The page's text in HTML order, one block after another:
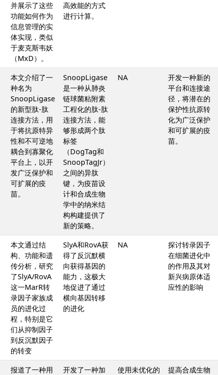
并展示了这些
功能如何作为
信息管理的实
体实现，类似
于麦克斯韦妖
（MxD）。
高效能的方式
进行计算。
本文介绍了一
种名为
SnoopLigase
的新型肽-肽
连接方法，用
于将抗原特异
性和不可逆地
耦合到寡聚化
平台上，以开
发广泛保护和
可扩展的疫
苗。
SnoopLigase
是一种从肺炎
链球菌粘附素
工程化的肽-肽
连接方法，能
够形成两个肽
标签
（DogTag和
SnoopTagJr）
之间的异肽
键，为疫苗设
计和合成生物
学中的纳米结
构构建提供了
新的策略。
NA
开发一种新的
平台和连接途
径，将潜在的
保护性抗原转
化为广泛保护
和可扩展的疫
苗。
本文通过结
构、功能和遗
传分析，研究
了SlyA/RovA
这一MarR转
录因子家族成
员的进化过
程，特别是它
们从抑制因子
到反沉默因子
的转变
SlyA和RovA获
得了反沉默横
向获得基因的
能力，这极大
地促进了通过
横向基因转移
的进化
NA
探讨转录因子
在细菌进化中
的作用及其对
新兴病原体适
应性的影响
报道了一种用
开发了一种加
使用未优化的
提高合成生物